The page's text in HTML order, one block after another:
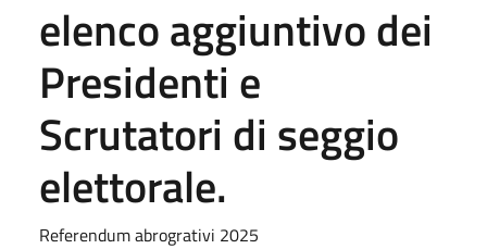
elenco aggiuntivo dei
Presidenti e
Scrutatori di seggio
elettorale.
Referendum abrogrativi 2025